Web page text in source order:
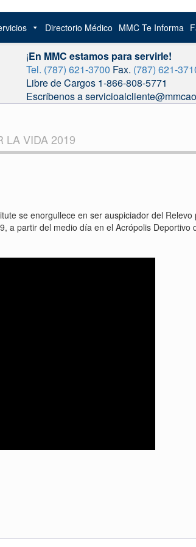
Directorio Médico MMC Te Informa
¡En MMC estamos para servirle!
Tel. (787) 621-3700 Fax. (787) 621-
Libre de Cargos 1-866-808-5771
Escríbenos a
LA VIDA 2019
se enorgullece en ser auspiciador del
a partir del medio día en el Acrópolis Deportivo